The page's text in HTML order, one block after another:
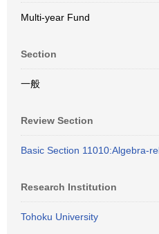
Multi-year Fund
Section
一般
Review Section
Basic Section 11010:Algebra-
Research Institution
Tohoku University